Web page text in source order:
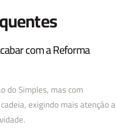
com a Reforma
do Simples, mas com
exigindo mais atenção a